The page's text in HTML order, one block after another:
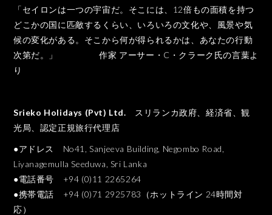
「セイロンは一つの宇宙だ。そこには、12倍もの面積を持つ
どこかの国に匹敵するくらい、いろいろの文化や、風景や気
候の変化がある。そこから何が得られるかは、あなたの行動
次第だ。」 作家 アーサー・C・クラーク氏の言葉よ
り
Srieko Holidays (Pvt) Ltd. スリランカ政府、経済省、観
光局、認定正規旅行代理店
●アドレス No41, Sanjeeva Building, Negombo Road,
Liyanagemulla Seeduwa, Sri Lanka
●電話番号 +94 (0)11 2265264
●携帯電話 +94 (0)71 2925783（ホットライン 24時間対
応）